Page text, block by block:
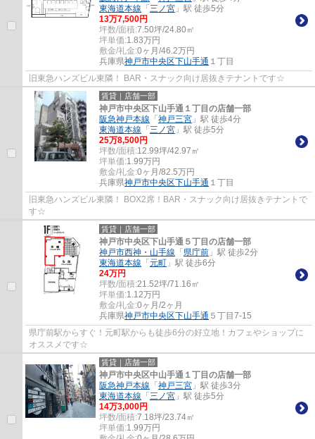
東海道本線 「 三ノ宮 」駅 徒歩5分
13万7,500円
坪数/面積:7.50坪/24.80㎡
坪単価:1.83万円
敷金/礼金:0ヶ月/46.2万円
兵庫県神戸市中央区下山手通 １丁目
旧東急ハンズビル東隣！ BAR・スナック向け居抜きテナントです☆
賃貸｜店舗一部
神戸市中央区下山手通１丁目の店舗一部
阪急神戸本線 「 神戸三宮 」駅 徒歩4分
東海道本線 「 三ノ宮 」駅 徒歩5分
25万8,500円
坪数/面積:12.99坪/42.97㎡
坪単価:1.99万円
敷金/礼金:0ヶ月/82.5万円
兵庫県神戸市中央区下山手通 １丁目
旧東急ハンズビル東隣！ BOX2席！BAR・スナック向け居抜きテナントで
す☆
賃貸｜店舗一部
神戸市中央区下山手通５丁目の店舗一部
神戸市西神・山手線 「 県庁前 」駅 徒歩2分
東海道本線 「 元町 」駅 徒歩6分
24万円
坪数/面積:21.52坪/71.16㎡
坪単価:1.12万円
敷金/礼金:0ヶ月/2ヶ月
兵庫県神戸市中央区下山手通 ５丁目7-15
県庁前駅からすぐ！元町駅からも徒歩6分の好立地！カフェやショップに
オススメです☆
賃貸｜店舗一部
神戸市中央区中山手通１丁目の店舗一部
阪急神戸本線 「 神戸三宮 」駅 徒歩3分
東海道本線 「 三ノ宮 」駅 徒歩5分
14万3,000円
坪数/面積:7.18坪/23.74㎡
坪単価:1.99万円